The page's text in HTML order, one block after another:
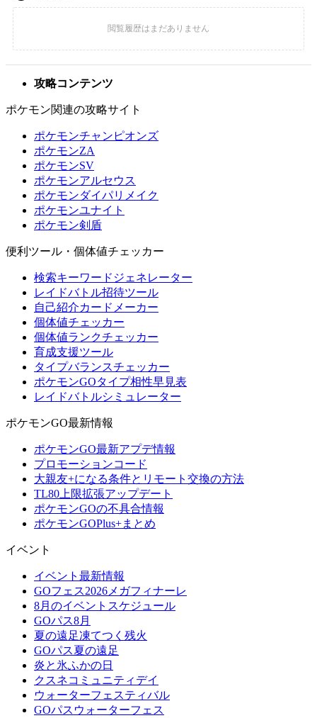
攻略コンテンツ
ポケモン関連の攻略サイト
ポケモンチャンピオンズ
ポケモンZA
ポケモンSV
ポケモンアルセウス
ポケモンダイパリメイク
ポケモンユナイト
ポケモン剣盾
便利ツール・個体値チェッカー
検索キーワードジェネレーター
レイドバトル招待ツール
自己紹介カードメーカー
個体値チェッカー
個体値ランクチェッカー
育成支援ツール
タイプバランスチェッカー
ポケモンGOタイプ相性早見表
レイドバトルシミュレーター
ポケモンGO最新情報
ポケモンGO最新アプデ情報
プロモーションコード
大親友+になる条件とリモート交換の方法
TL80上限拡張アップデート
ポケモンGOの不具合情報
ポケモンGOPlus+まとめ
イベント
イベント最新情報
GOフェス2026メガフィナーレ
8月のイベントスケジュール
GOパス8月
夏の遠足凍てつく残火
GOパス夏の遠足
炎と氷ふかの日
クスネコミュニティデイ
ウォーターフェスティバル
GOパスウォーターフェス